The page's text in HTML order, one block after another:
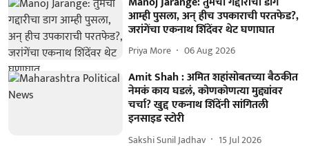
आम्ही पुसला, अन् हीच उपकाराची परतफेड?,
जरांगेंचा एकनाथ शिंदेंवर थेट घणाघात
Priya More 06 Aug 2026
Amit Shah : अमित शहांसोबतच्या बैठकीत
नेमकं काय घडलं, कोणकोणत्या मुद्द्यांवर
चर्चा? खुद्द एकनाथ शिंदेंनी सांगितली
इनसाइड स्टोरी
Sakshi Sunil Jadhav 15 Jul 2026